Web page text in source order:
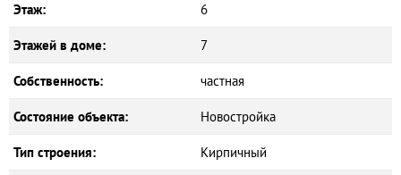
Этаж: 6
Этажей в доме: 7
Собственность: частная
Состояние объекта: Новостройка
Тип строения: Кирпичный